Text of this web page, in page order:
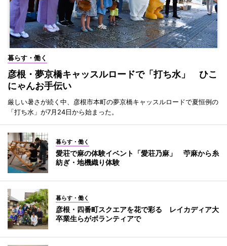
暮らす・働く
彦根・夢京橋キャッスルロードで「打ち水」 ひこ
にゃんお手伝い
厳しい暑さが続く中、彦根市本町の夢京橋キャッスルロードで夏恒例の
「打ち水」が7月24日から始まった。
暮らす・働く
愛荘で麻の体験イベント「愛荘乃麻」 苧麻から糸
紡ぎ・地機織り体験
暮らす・働く
彦根・四番町スクエアを花で彩る レイカディア大
卒業生らがボランティアで